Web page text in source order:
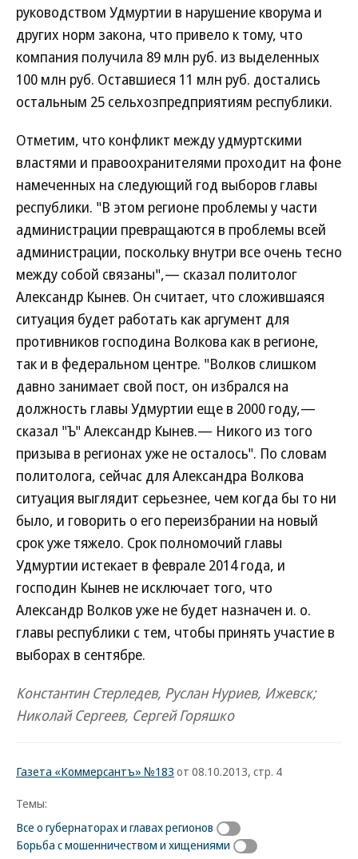
руководством Удмуртии в нарушение кворума и
других норм закона, что привело к тому, что
компания получила 89 млн руб. из выделенных
100 млн руб. Оставшиеся 11 млн руб. достались
остальным 25 сельхозпредприятиям республики.
Отметим, что конфликт между удмуртскими
властями и правоохранителями проходит на фоне
намеченных на следующий год выборов главы
республики. "В этом регионе проблемы у части
администрации превращаются в проблемы всей
администрации, поскольку внутри все очень тесно
между собой связаны",— сказал политолог
Александр Кынев. Он считает, что сложившаяся
ситуация будет работать как аргумент для
противников господина Волкова как в регионе,
так и в федеральном центре. "Волков слишком
давно занимает свой пост, он избрался на
должность главы Удмуртии еще в 2000 году,—
сказал "Ъ" Александр Кынев.— Никого из того
призыва в регионах уже не осталось". По словам
политолога, сейчас для Александра Волкова
ситуация выглядит серьезнее, чем когда бы то ни
было, и говорить о его переизбрании на новый
срок уже тяжело. Срок полномочий главы
Удмуртии истекает в феврале 2014 года, и
господин Кынев не исключает того, что
Александр Волков уже не будет назначен и. о.
главы республики с тем, чтобы принять участие в
выборах в сентябре.
Константин Стерледев, Руслан Нуриев, Ижевск;
Николай Сергеев, Сергей Горяшко
Газета «Коммерсантъ» №183 от 08.10.2013, стр. 4
Темы:
Все о губернаторах и главах регионов
Борьба с мошенничеством и хищениями